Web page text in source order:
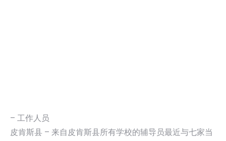
– 工作人员
皮肯斯县 – 来自皮肯斯县所有学校的辅导员最近与七家当